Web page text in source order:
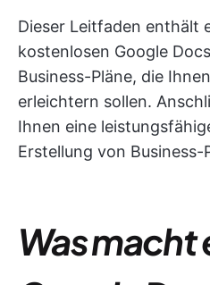
Dieser Leitfaden enthält
kostenlosen Google
Business-Pläne, die
erleichtern sollen.
Ihnen eine
Erstellung von Business-
Was macht